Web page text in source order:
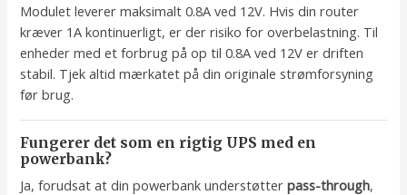
Modulet leverer maksimalt 0.8A ved 12V. Hvis din router
kræver 1A kontinuerligt, er der risiko for overbelastning. Til
enheder med et forbrug på op til 0.8A ved 12V er driften
stabil. Tjek altid mærkatet på din originale strømforsyning
før brug.
Fungerer det som en rigtig UPS med en
powerbank?
Ja, forudsat at din powerbank understøtterpass-through,